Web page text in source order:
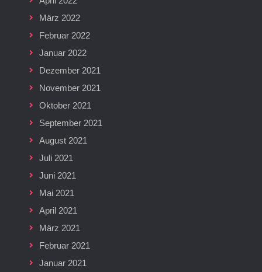
März 2022
Februar 2022
Januar 2022
Dezember 2021
November 2021
Oktober 2021
September 2021
August 2021
Juli 2021
Juni 2021
Mai 2021
April 2021
März 2021
Februar 2021
Januar 2021